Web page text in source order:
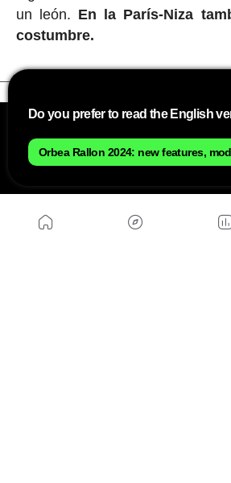
un león. En la París-Niza
costumbre.
NOSOTROS
Do you prefer to read the English
Orbea Rallon 2024: new features,